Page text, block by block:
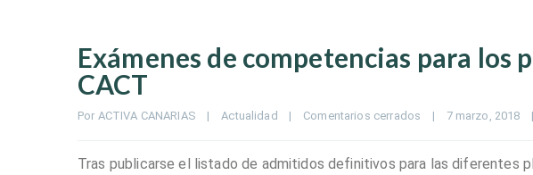
Exámenes de competencias para los
CACT
Por ACTIVA CANARIAS | Actualidad | Comentarios cerrados | 7 marzo, 2018 |
Tras publicarse el listado de admitidos definitivos para las diferentes